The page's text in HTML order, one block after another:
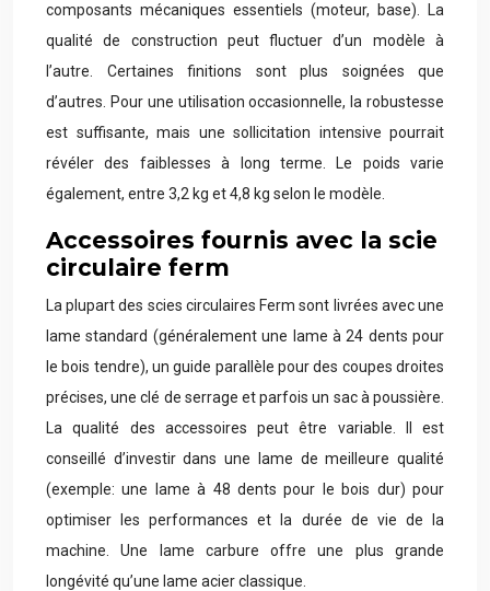
composants mécaniques essentiels (moteur, base). La
qualité de construction peut fluctuer d’un modèle à
l’autre. Certaines finitions sont plus soignées que
d’autres. Pour une utilisation occasionnelle, la robustesse
est suffisante, mais une sollicitation intensive pourrait
révéler des faiblesses à long terme. Le poids varie
également, entre 3,2 kg et 4,8 kg selon le modèle.
Accessoires fournis avec la scie
circulaire ferm
La plupart des scies circulaires Ferm sont livrées avec une
lame standard (généralement une lame à 24 dents pour
le bois tendre), un guide parallèle pour des coupes droites
précises, une clé de serrage et parfois un sac à poussière.
La qualité des accessoires peut être variable. Il est
conseillé d’investir dans une lame de meilleure qualité
(exemple: une lame à 48 dents pour le bois dur) pour
optimiser les performances et la durée de vie de la
machine. Une lame carbure offre une plus grande
longévité qu’une lame acier classique.